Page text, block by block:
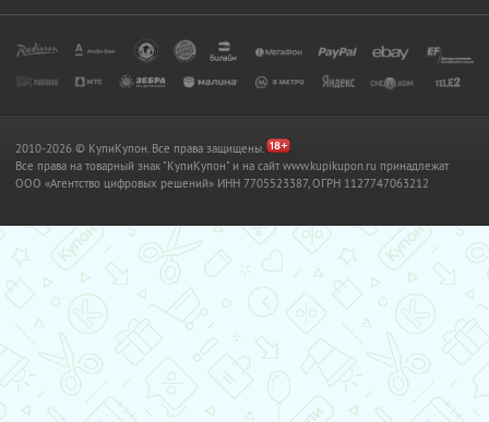
2010-2026 © КупиКупон. Все права защищены.
Все права на товарный знак "КупиКупон" и на сайт www.kupikupon.ru принадлежат
OOO «Агентство цифровых решений» ИНН 7705523387, ОГРН 1127747063212